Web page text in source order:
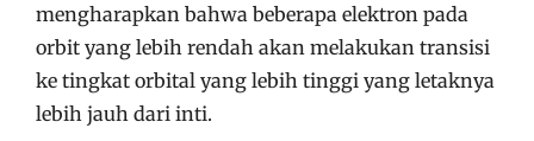
mengharapkan bahwa beberapa elektron pada
orbit yang lebih rendah akan melakukan transisi
ke tingkat orbital yang lebih tinggi yang letaknya
lebih jauh dari inti.